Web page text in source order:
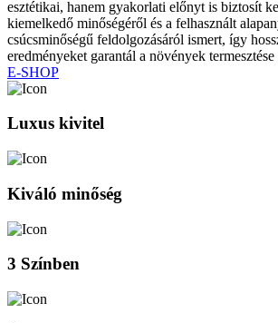
esztétikai, hanem gyakorlati előnyt is biztosít
kiemelkedő minőségéről és a felhasznált
csúcsminőségű feldolgozásáról ismert, így
eredményeket garantál a növények termesztése
E-SHOP
Luxus kivitel
Kiváló minőség
3 Színben